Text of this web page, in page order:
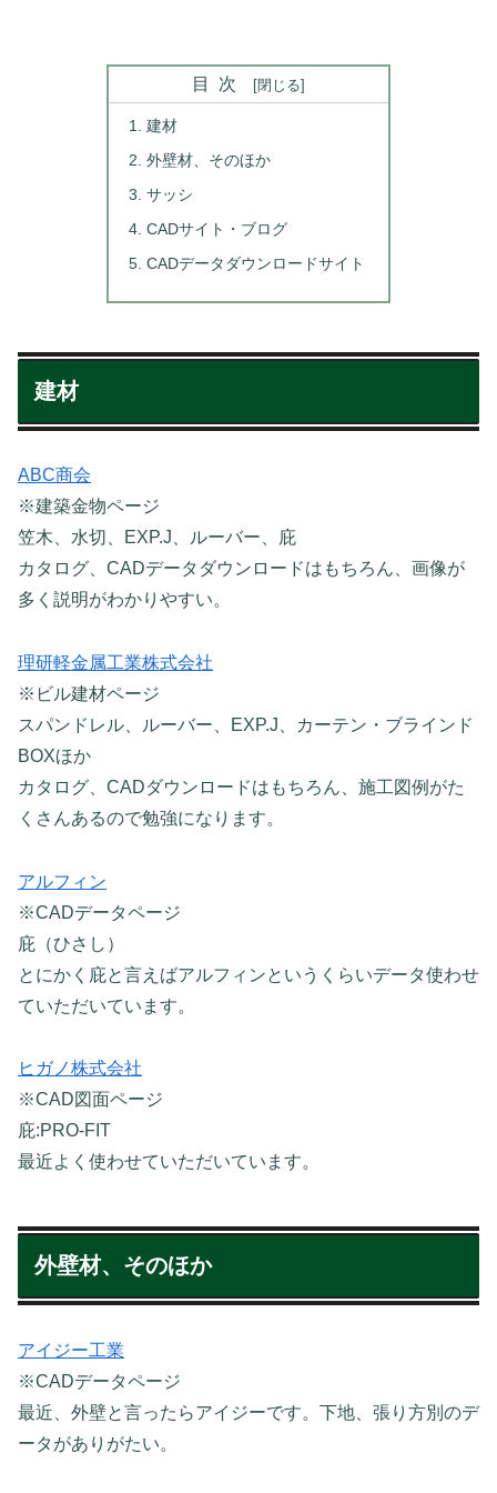
目次
建材
外壁材、そのほか
サッシ
CADサイト・ブログ
CADデータダウンロードサイト
建材
ABC商会
※建築金物ページ
笠木、水切、EXP.J、ルーバー、庇
カタログ、CADデータダウンロードはもちろん、画像が
多く説明がわかりやすい。
理研軽金属工業株式会社
※ビル建材ページ
スパンドレル、ルーバー、EXP.J、カーテン・ブラインド
BOXほか
カタログ、CADダウンロードはもちろん、施工図例がた
くさんあるので勉強になります。
アルフィン
※CADデータページ
庇（ひさし）
とにかく庇と言えばアルフィンというくらいデータ使わせ
ていただいています。
ヒガノ株式会社
※CAD図面ページ
庇:PRO-FIT
最近よく使わせていただいています。
外壁材、そのほか
アイジー工業
※CADデータページ
最近、外壁と言ったらアイジーです。下地、張り方別のデ
ータがありがたい。